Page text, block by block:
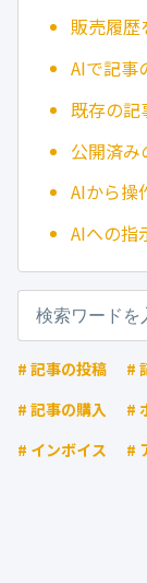
販売履歴
AIで記事
既存の記
公開済み
AIから操
AIへの指
# 記事の投稿 #
# 記事の購入
#
# インボイス
#